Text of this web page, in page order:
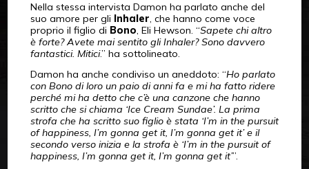
Nella stessa intervista Damon ha parlato anche del
suo amore per gli Inhaler, che hanno come voce
proprio il figlio di Bono, Eli Hewson. “Sapete chi altro
è forte? Avete mai sentito gli Inhaler? Sono davvero
fantastici. Mitici.” ha sottolineato.
Damon ha anche condiviso un aneddoto: “Ho parlato
con Bono di loro un paio di anni fa e mi ha fatto ridere
perché mi ha detto che c’è una canzone che hanno
scritto che si chiama ‘Ice Cream Sundae’. La prima
strofa che ha scritto suo figlio è stata ‘I’m in the pursuit
of happiness, I’m gonna get it, I’m gonna get it’ e il
secondo verso inizia e la strofa è ‘I’m in the pursuit of
happiness, I’m gonna get it, I’m gonna get it’”.